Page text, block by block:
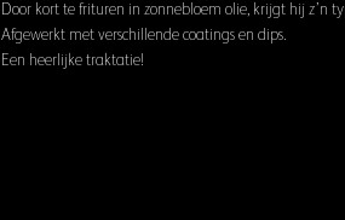
Door kort te frituren in zonnebloem olie, krijgt hij z’n
Afgewerkt met verschillende coatings en dips.
Een heerlijke traktatie!